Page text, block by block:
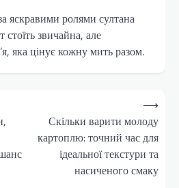
яскравими ролями султана
звичайна, але
яка цінує кожну мить разом.
Скільки варити молоду
картоплю: точний час для
ідеальної текстури та
насиченого смаку
⟶